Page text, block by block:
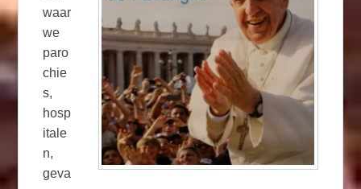
waar
we
paro
chie
s,
hosp
itale
n,
geva